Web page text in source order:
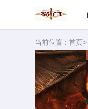
当前位置： 首页>